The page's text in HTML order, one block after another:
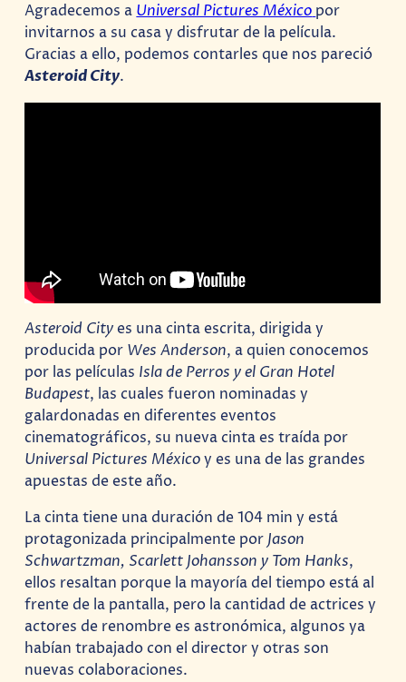
Agradecemos a Universal Pictures México por
invitarnos a su casa y disfrutar de la película.
Gracias a ello, podemos contarles que nos pareció
Asteroid City.
Asteroid Cityes una cinta escrita, dirigida y
producida por Wes Anderson, a quien conocemos
por las películas Isla de Perros y el Gran Hotel
Budapest, las cuales fueron nominadas y
galardonadas en diferentes eventos
cinematográficos, su nueva cinta es traída por
Universal Pictures Méxicoy es una de las grandes
apuestas de este año.
La cinta tiene una duración de 104 min y está
protagonizada principalmente por Jason
Schwartzman, Scarlett Johansson y Tom Hanks,
ellos resaltan porque la mayoría del tiempo está al
frente de la pantalla, pero la cantidad de actrices y
actores de renombre es astronómica, algunos ya
habían trabajado con el director y otras son
nuevas colaboraciones.